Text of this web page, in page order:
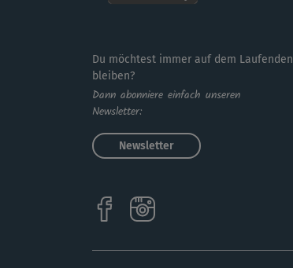
Du möchtest immer auf dem Laufenden
bleiben?
Dann abonniere einfach unseren
Newsletter:
Newsletter